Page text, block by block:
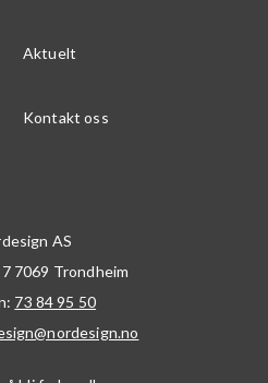
Aktuelt
Kontakt oss
AS
7069 Trondheim
73 84 95 50